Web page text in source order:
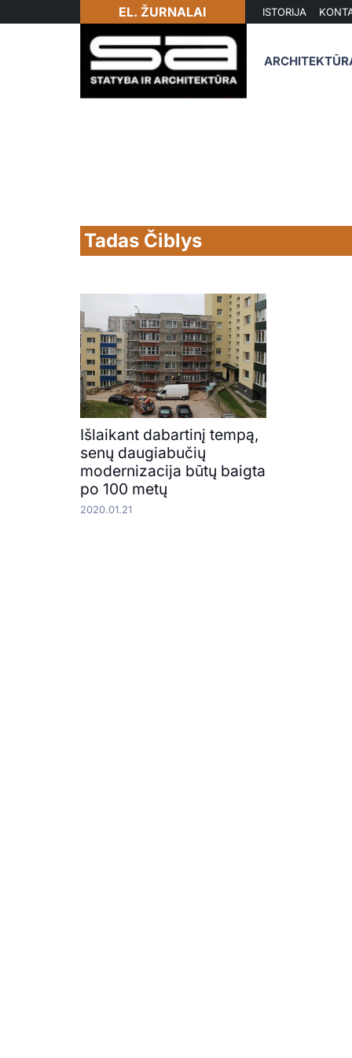
EL. ŽURNALAI ISTORIJA
Tadas Čiblys
Išlaikant dabartinį tempą,
senų daugiabučių
modernizacija būtų baigta
po 100 metų
2020.01.21